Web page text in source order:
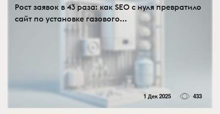
Рост заявок в 43 раза: как SEO с нуля превратило
сайт по установке газового...
1 Дек 2025 433